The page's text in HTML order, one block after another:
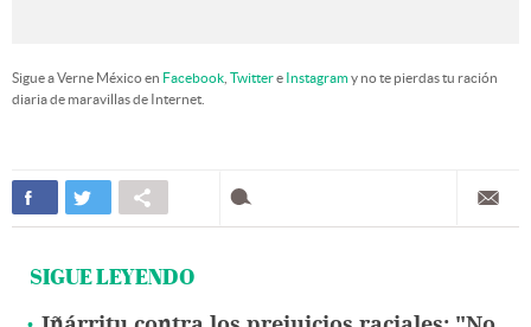
Sigue a Verne México en Facebook Twittere Instagramy no te pierdas tu ración
diaria de maravillas de Internet.
SIGUE LEYENDO